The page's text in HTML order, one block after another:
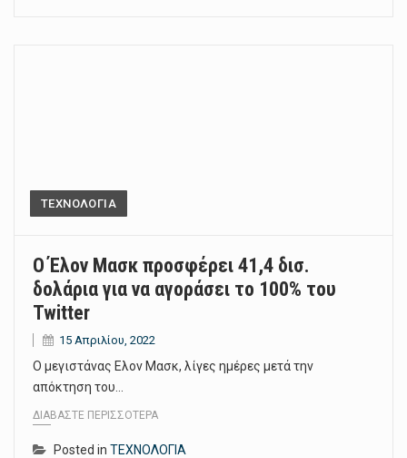
ΤΕΧΝΟΛΟΓΙΑ
Ο Έλον Μασκ προσφέρει 41,4 δισ.
δολάρια για να αγοράσει το 100% του
Twitter
15 Απριλίου, 2022
O μεγιστάνας Ελον Μασκ, λίγες ημέρες μετά την
απόκτηση του…
ΔΙΑΒΆΣΤΕ ΠΕΡΙΣΣΌΤΕΡΑ
Posted in ΤΕΧΝΟΛΟΓΙΑ